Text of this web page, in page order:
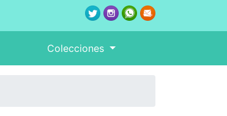
Colecciones